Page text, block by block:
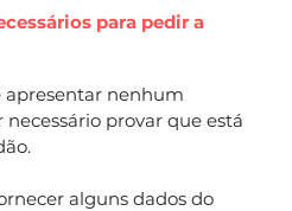
para pedir a
apresentar nenhum
provar que está
alguns dados do